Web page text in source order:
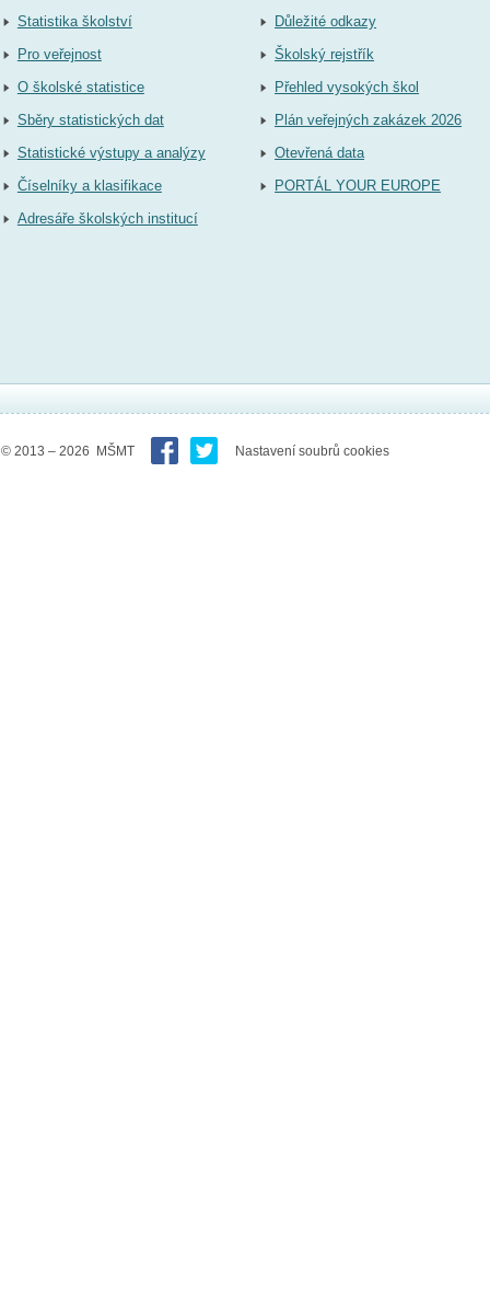
Statistika školství
Pro veřejnost
O školské statistice
Sběry statistických dat
Statistické výstupy a analýzy
Číselníky a klasifikace
Adresáře školských institucí
Důležité odkazy
Školský rejstřík
Přehled vysokých škol
Plán veřejných zakázek 2026
Otevřená data
PORTÁL YOUR EUROPE
© 2013 – 2026 MŠMT Nastavení soubrů cookies